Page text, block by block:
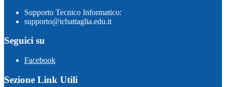
Supporto Tecnico Informatico:
supporto@icbattaglia.edu.it
Seguici su
Facebook
Sezione Link Utili